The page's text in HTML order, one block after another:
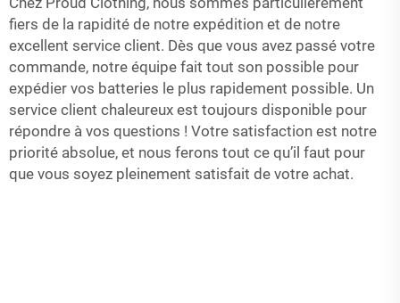
fiers de la rapidité de notre expédition et de notre
excellent service client. Dès que vous avez passé votre
commande, notre équipe fait tout son possible pour
expédier vos batteries le plus rapidement possible. Un
service client chaleureux est toujours disponible pour
répondre à vos questions ! Votre satisfaction est notre
priorité absolue, et nous ferons tout ce qu’il faut pour
que vous soyez pleinement satisfait de votre achat.